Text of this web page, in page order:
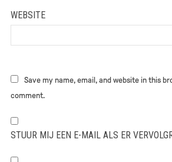
WEBSITE
Save my name, email, and website in this
comment.
STUUR MIJ EEN E-MAIL ALS ER